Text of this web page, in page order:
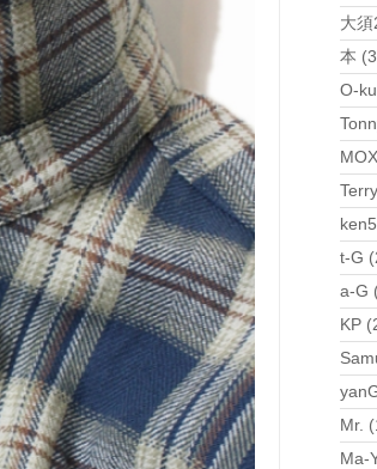
大
本
O-
t-G
a-G
KP
Mr.
Ma-